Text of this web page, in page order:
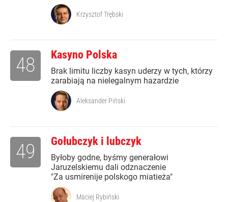
Krzysztof Trębski
Kasyno Polska
Brak limitu liczby kasyn uderzy w tych, którzy
zarabiają na nielegalnym hazardzie
48
Aleksander Piński
Gołubczyk i lubczyk
Byłoby godne, byśmy generałowi
Jaruzelskiemu dali odznaczenie
"Za usmirenije polskogo miatieża"
49
Maciej Rybiński